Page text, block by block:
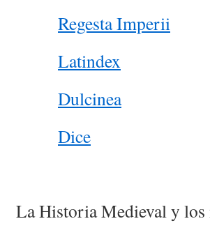
Regesta Imperii
Latindex
Dulcinea
Dice
La Historia Medieval y los